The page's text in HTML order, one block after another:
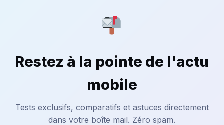
Restez à la pointe de l'actu
mobile
Tests exclusifs, comparatifs et astuces directement
dans votre boîte mail. Zéro spam.